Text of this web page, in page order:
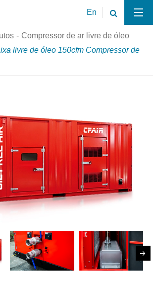
En
Compressor de ar livre de óleo
livre de óleo 150cfm Compressor de